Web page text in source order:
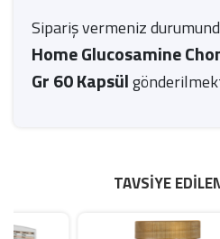
Sipariş vermeniz
Home Glucosamine
Gr 60 Kapsül
TAVSIYE